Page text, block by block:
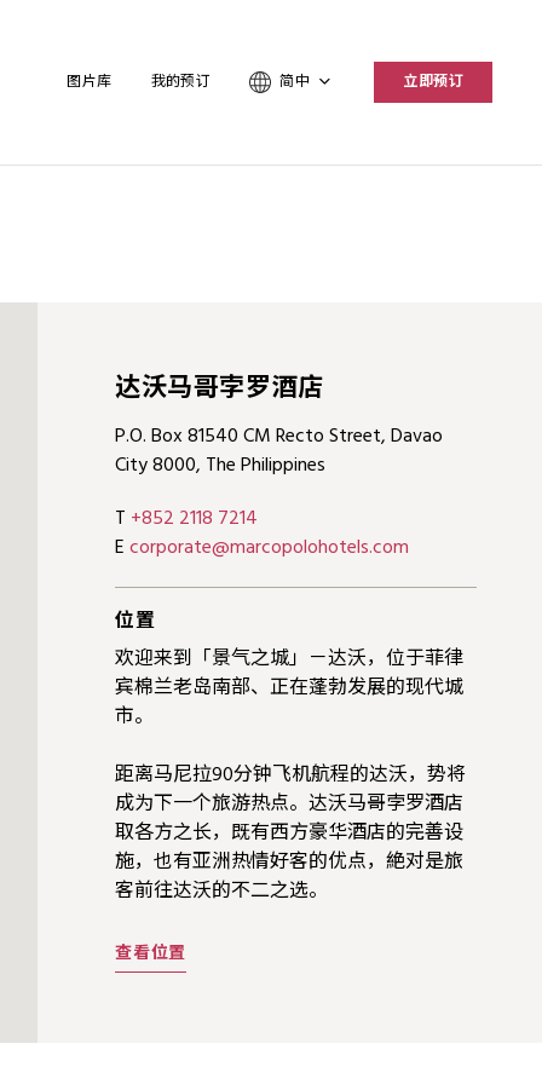
图片库 我的预订 简中 立即预订
达沃马哥孛罗酒店
P.O. Box 81540 CM Recto Street, Davao
City 8000, The Philippines
T +852 2118 7214
Ecorporate@marcopolohotels.com
位置
欢迎来到「景气之城」－达沃，位于菲律
宾棉兰老岛南部、正在蓬勃发展的现代城
市。
距离马尼拉90分钟飞机航程的达沃，势将
成为下一个旅游热点。达沃马哥孛罗酒店
取各方之长，既有西方豪华酒店的完善设
施，也有亚洲热情好客的优点，絶对是旅
客前往达沃的不二之选。
查看位置